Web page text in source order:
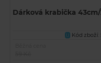
Dárková krabička
U
Kód zboží: